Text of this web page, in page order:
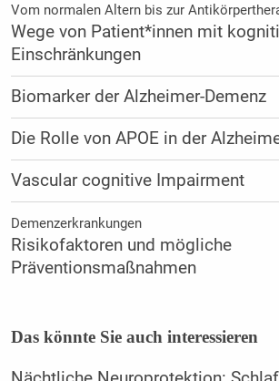
Vom normalen Altern bis zur
Wege von Patient*innen mit
Einschränkungen
Biomarker der Alzheimer-Demenz
Die Rolle von APOE in der
Vascular cognitive Impairment
Demenzerkrankungen
Risikofaktoren und mögliche
Präventionsmaßnahmen
Das könnte Sie auch interessieren